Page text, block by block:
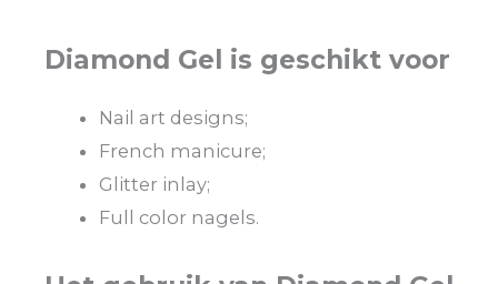
Diamond Gel is geschikt voor
Nail art designs;
French manicure;
Glitter inlay;
Full color nagels.